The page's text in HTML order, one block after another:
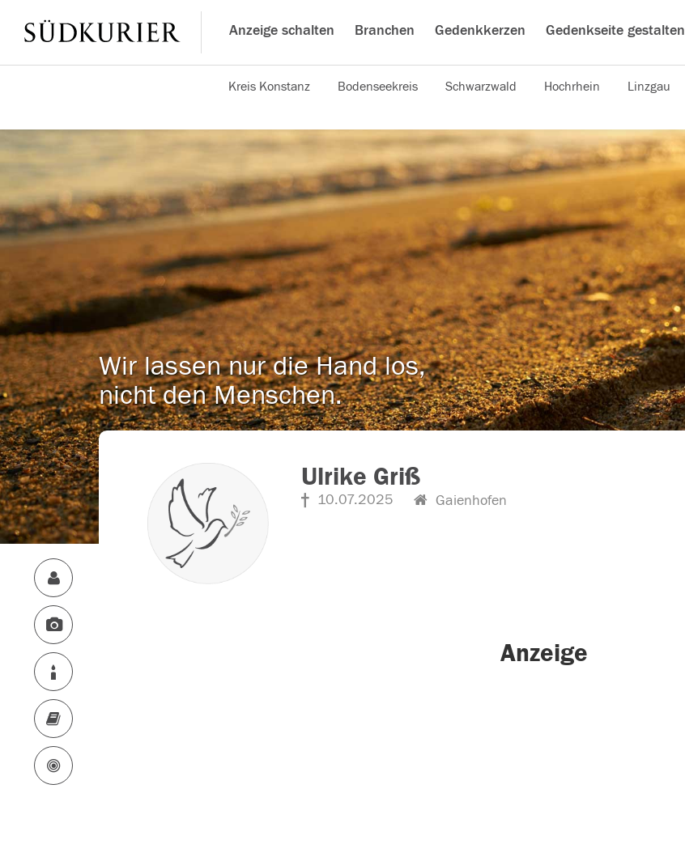
Anzeige schalten Branchen Gedenkkerzen Gedenkseite gestalten
Kreis Konstanz Bodenseekreis Schwarzwald Hochrhein Linzgau
Wir lassen nur die Hand los,
nicht den Menschen.
Ulrike Griß
10.07.2025 Gaienhofen
Anzeige